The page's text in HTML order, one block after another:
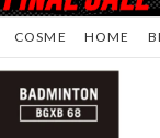
COSME HOME